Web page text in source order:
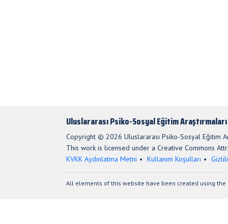
Uluslararası Psiko-Sosyal Eğitim
Copyright © 2026 Uluslararası Psiko-Sosyal Eğitim
This work is licensed under a Creative Commons
KVKK Aydınlatma Metni
Kullanım Koşulları
All elements of this website have been created using the